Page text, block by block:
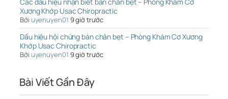
Xương Khớp Usac Chiropractic
Bởi uyenuyen01 9 giờ trước
Dấu hiệu hội chứng bàn chân bẹt – Phòng Khám Cơ Xương
Khớp Usac Chiropractic
Bởi uyenuyen01 9 giờ trước
Bài Viết Gần Đây